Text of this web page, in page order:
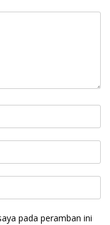
pada peramban ini